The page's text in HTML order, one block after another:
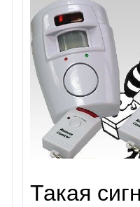
Такая